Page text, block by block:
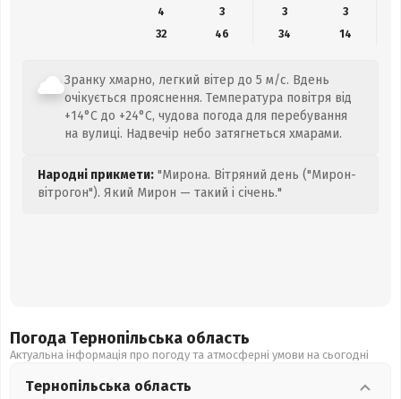
4
3 3
3
32
46 34 14
Зранку хмарно, легкий вітер до 5 м/с. Вдень
очікується прояснення. Температура повітря від
+14°C до +24°C, чудова погода для перебування
на вулиці. Надвечір небо затягнеться хмарами.
Народні прикмети: "Мирона. Вітряний день ("Мирон-
вітрогон"). Який Мирон — такий і січень."
Погода Тернопільська область
Актуальна інформація про погоду та атмосферні умови на сьогодні
Тернопільська область